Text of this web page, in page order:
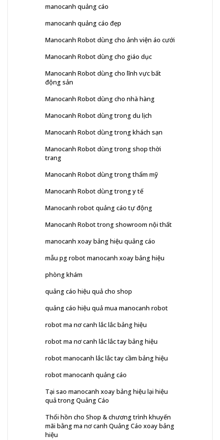
manocanh quảng cáo
manocanh quảng cáo đẹp
Manocanh Robot dùng cho ảnh viện áo cưới
Manocanh Robot dùng cho giáo dục
Manocanh Robot dùng cho lĩnh vực bất
động sản
Manocanh Robot dùng cho nhà hàng
Manocanh Robot dùng trong du lịch
Manocanh Robot dùng trong khách sạn
Manocanh Robot dùng trong shop thời
trang
Manocanh Robot dùng trong thẩm mỹ
Manocanh Robot dùng trong y tế
Manocanh robot quảng cáo tự động
Manocanh Robot trong showroom nội thất
manocanh xoay bảng hiệu quảng cáo
mẫu pg robot manocanh xoay bảng hiệu
phòng khám
quảng cáo hiệu quả cho shop
quảng cáo hiệu quả mua manocanh robot
robot ma nơ canh lắc lắc bảng hiệu
robot ma nơ canh lắc lắc tay bảng hiệu
robot manocanh lắc lắc tay cầm bảng hiệu
robot manocanh quảng cáo
Tại sao manocanh xoay bảng hiệu lại hiệu
quả trong Quảng Cáo
Thổi hồn cho Shop & chương trình khuyến
mãi bằng ma nơ canh Quảng Cáo xoay bảng
hiệu